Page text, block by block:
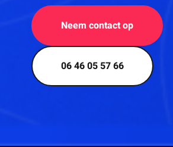
Neem contact op
06 46 05 57 66